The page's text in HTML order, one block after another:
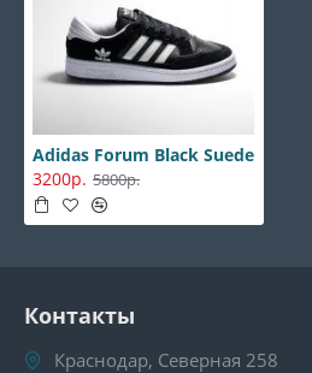
Adidas Forum Black Suede
3200р. 5800р.
Контакты
Краснодар, Северная 258